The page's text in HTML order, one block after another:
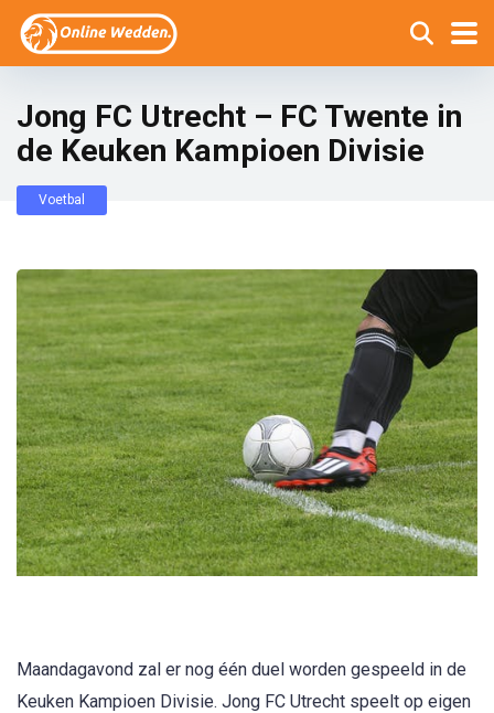
Jong FC Utrecht – FC Twente in
de Keuken Kampioen Divisie
Voetbal
Maandagavond zal er nog één duel worden gespeeld in de
Keuken Kampioen Divisie. Jong FC Utrecht speelt op eigen